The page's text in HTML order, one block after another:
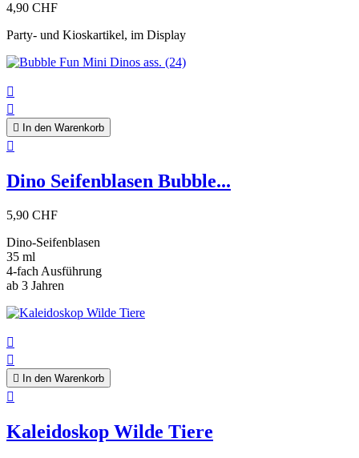
4,90 CHF
Party- und Kioskartikel, im Display


 In den Warenkorb

Dino Seifenblasen Bubble...
5,90 CHF
Dino-Seifenblasen
35 ml
4-fach Ausführung
ab 3 Jahren


 In den Warenkorb

Kaleidoskop Wilde Tiere